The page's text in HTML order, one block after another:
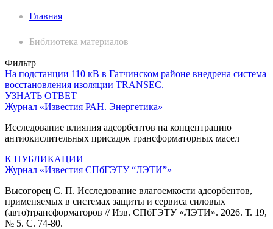
Главная
Библиотека материалов
Фильтр
На подстанции 110 кВ в Гатчинском районе внедрена система
восстановления изоляции TRANSEC.
УЗНАТЬ ОТВЕТ
Журнал «Известия РАН. Энергетика»
Исследование влияния адсорбентов на концентрацию
антиокислительных присадок трансформаторных масел
К ПУБЛИКАЦИИ
Журнал «Известия СПбГЭТУ “ЛЭТИ”»
Высогорец С. П. Исследование влагоемкости адсорбентов,
применяемых в системах защиты и сервиса силовых
(авто)трансформаторов // Изв. СПбГЭТУ «ЛЭТИ». 2026. Т. 19,
№ 5. С. 74-80.